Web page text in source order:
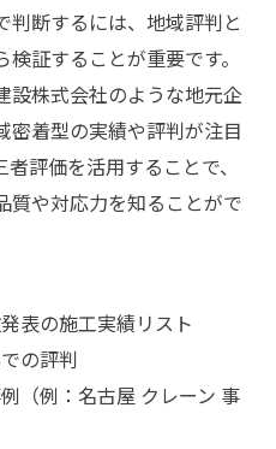
断するには、地域評判と
証することが重要です。
設株式会社のような地元企
密着型の実績や評判が注目
評価を活用することで、
質や対応力を知ることがで
表の施工実績リスト
の評判
（例：名古屋 クレーン 事